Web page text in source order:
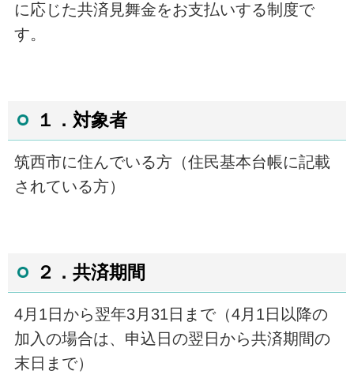
に応じた共済見舞金をお支払いする制度で
す。
１．対象者
筑西市に住んでいる方（住民基本台帳に記載
されている方）
２．共済期間
4月 1 日から翌年3月 31 日まで（4月1日以降の
加入の場合は、申込日の翌日から共済期間の
末日まで）